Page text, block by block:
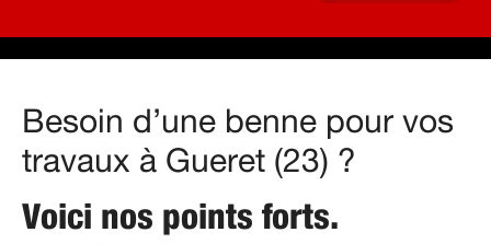
Besoin d’une benne pour vos
travaux à Gueret (23) ?
Voici nos points forts.